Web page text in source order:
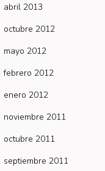
abril 2013
octubre 2012
mayo 2012
febrero 2012
enero 2012
noviembre 2011
octubre 2011
septiembre 2011